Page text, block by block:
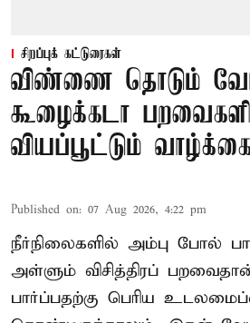
சிறப்புக் கட்டுரைகள்
விண்ணை தொடும்
கூழைக்கடா
வியப்பூட்டும்
Published on: 07 Aug 2026, 4:22 pm
நீர்நிலைகளில் அம்பு போல்
அள்ளும் விசித்திரப்
பார்ப்பதற்கு பெரிய